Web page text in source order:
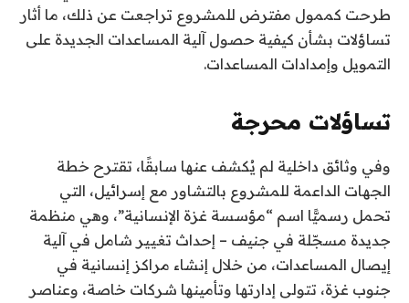
طرحت كممول مفترض للمشروع تراجعت عن ذلك، ما أثار
تساؤلات بشأن كيفية حصول آلية المساعدات الجديدة على
التمويل وإمدادات المساعدات.
تساؤلات محرجة
وفي وثائق داخلية لم يُكشف عنها سابقًا، تقترح خطة
الجهات الداعمة للمشروع بالتشاور مع إسرائيل، التي
تحمل رسميًّا اسم “مؤسسة غزة الإنسانية”، وهي منظمة
جديدة مسجّلة في جنيف – إحداث تغيير شامل في آلية
إيصال المساعدات، من خلال إنشاء مراكز إنسانية في
جنوب غزة، تتولى إدارتها وتأمينها شركات خاصة، وعناصر